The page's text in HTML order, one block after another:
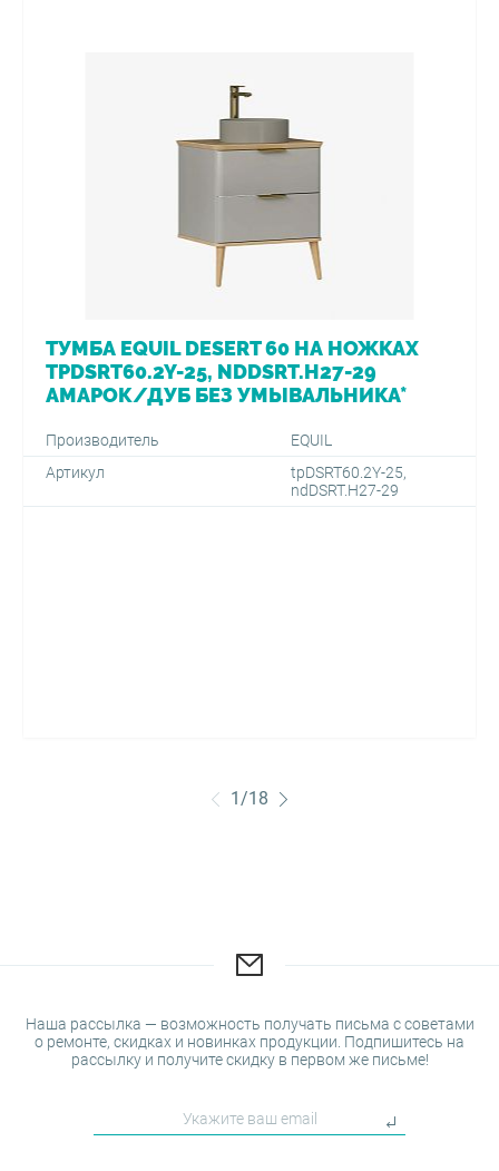
ТУМБА EQUIL DESERT 60 НА НОЖКАХ
TPDSRT60.2Y-25, NDDSRT.H27-29
АМАРОК/ДУБ БЕЗ УМЫВАЛЬНИКА*
Производитель
EQUIL
Артикул
tpDSRT60.2Y-25,
ndDSRT.H27-29
1/18
Наша рассылка — возможность получать письма с советами
о ремонте, скидках и новинках продукции. Подпишитесь на
рассылку и получите скидку в первом же письме!